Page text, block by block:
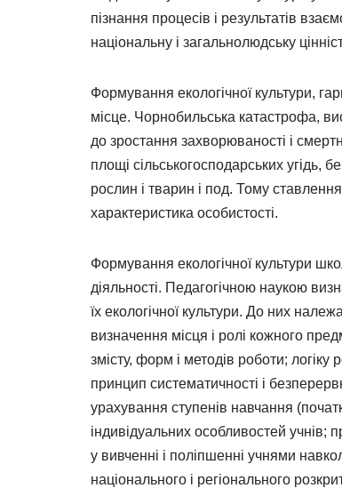
пізнання процесів і результатів
національну і загальнолюдську
Формування екологічної культури,
місце. Чорнобильська катастрофа,
до зростання захворюваності і
площі сільськогосподарських угідь,
рослин і тварин і под. Тому
характеристика особистості.
Формування екологічної культури
діяльності. Педагогічною наукою
їх екологічної культури. До них
визначення місця і ролі кожного
змісту, форм і методів роботи; логіку
принцип систематичності і
урахування ступенів навчання
індивідуальних особливостей учнів;
у вивченні і поліпшенні учнями
національного і регіонального